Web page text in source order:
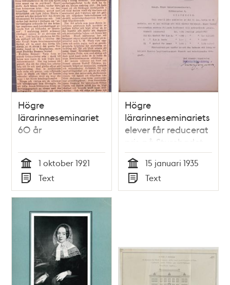
Högre
lärarinneseminariet
60 år
Tid
1 oktober 1921
Typ
Text
Högre
lärarinneseminariets
elever får reducerat
pris på Sturebadet
Tid
15 januari 1935
Typ
Text